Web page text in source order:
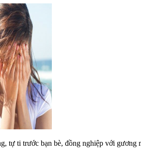
tự ti trước bạn bè, đồng nghiệp với gương